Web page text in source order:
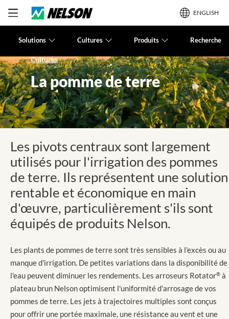
ENGLISH
Solutions Cultures Produits Recherche
Cultures
La pomme de terre
Les pivots centraux sont largement
utilisés pour l'irrigation des pommes
de terre. Ils représentent une solution
rentable et économique en main
d'œuvre, particulièrement s'ils sont
équipés de produits Nelson.
Les plants de pommes de terre sont très sensibles à l'excès ou au
manque d'irrigation. De petites variations dans la disponibilité de
l'eau peuvent diminuer les rendements. Les arroseurs Rotator® à
plateau brun Nelson optimisent l'uniformité d'arrosage de vos
pommes de terre. Les jets à trajectoires multiples sont conçus
pour offrir une portée maximale, une résistance au vent et une